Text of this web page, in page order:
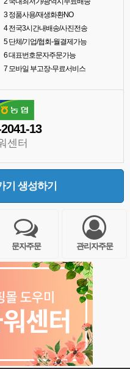
3정품사용/재생화환NO
4전국3시간내배송/사진전송
5단체/기업/협회-월결제가능
6대표번호문자주문가능
7모바일 부고장-무료서비스
13
센터
기 생성하기
문자주문 관리자주문